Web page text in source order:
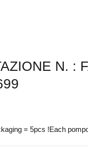
N. :
= 5pcs !Each